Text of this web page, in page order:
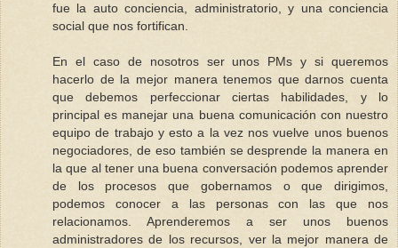
fue la auto conciencia, administratorio, y una conciencia
social que nos fortifican.
En el caso de nosotros ser unos PMs y si queremos
hacerlo de la mejor manera tenemos que darnos cuenta
que debemos perfeccionar ciertas habilidades, y lo
principal es manejar una buena comunicación con nuestro
equipo de trabajo y esto a la vez nos vuelve unos buenos
negociadores, de eso también se desprende la manera en
la que al tener una buena conversación podemos aprender
de los procesos que gobernamos o que dirigimos,
podemos conocer a las personas con las que nos
relacionamos. Aprenderemos a ser unos buenos
administradores de los recursos, ver la mejor manera de